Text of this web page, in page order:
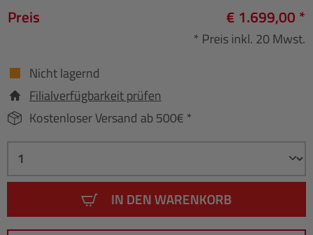
Preis € 1.699,00 *
* Preis inkl. 20 Mwst.
Nicht lagernd
Filialverfügbarkeit prüfen
Kostenloser Versand ab 500€ *
IN DEN WARENKORB